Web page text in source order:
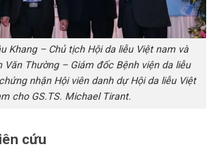
Khang – Chủ tịch Hội da liễu Việt nam và
Văn Thường – Giám đốc Bệnh viện da liễu
nhận Hội viên danh dự Hội da liễu Việt
cho GS.TS. Michael Tirant.
cứu